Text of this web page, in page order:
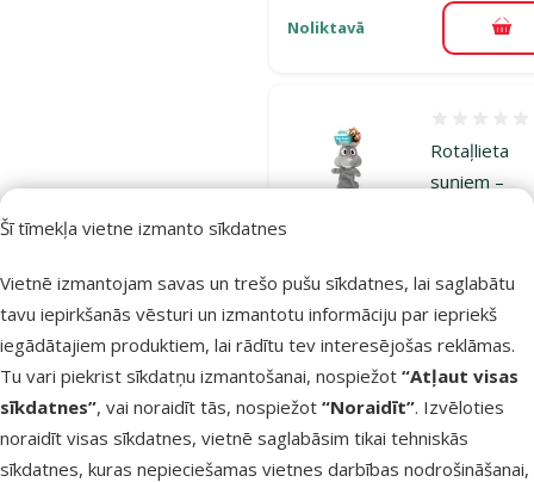
Šī tīmekļa vietne izmanto sīkdatnes
Vietnē izmantojam savas un trešo pušu sīkdatnes, lai saglabātu
tavu iepirkšanās vēsturi un izmantotu informāciju par iepriekš
iegādātajiem produktiem, lai rādītu tev interesējošas reklāmas.
Tu vari piekrist sīkdatņu izmantošanai, nospiežot “Atļaut visas
sīkdatnes”, vai noraidīt tās, nospiežot “Noraidīt”. Izvēloties
noraidīt visas sīkdatnes, vietnē saglabāsim tikai tehniskās
sīkdatnes, kuras nepieciešamas vietnes darbības nodrošināšanai,
Noliktavā
Rotaļlieta
suņiem –
Oriģinālā
7,99 €
Cena
5,98 €
Noliktavā